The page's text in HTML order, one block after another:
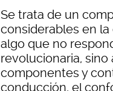
Se trata de un
considerables en la
algo que no
revolucionaria, sino
componentes y
conducción, el